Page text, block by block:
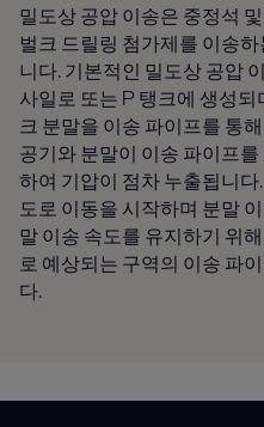
밀도상 공압 이송은 중정석
벌크 드릴링 첨가제를 이송
니다. 기본적인 밀도상 공압
사일로 또는 P 탱크에 생성
크 분말을 이송 파이프를 통
공기와 분말이 이송 파이프
하여 기압이 점차 누출됩니
도로 이동을 시작하며 분말
말 이송 속도를 유지하기 위
로 예상되는 구역의 이송 파
다.